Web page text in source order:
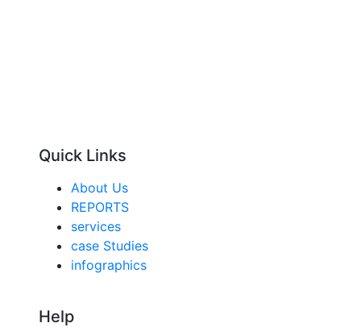
Quick Links
About Us
REPORTS
services
case Studies
infographics
Help